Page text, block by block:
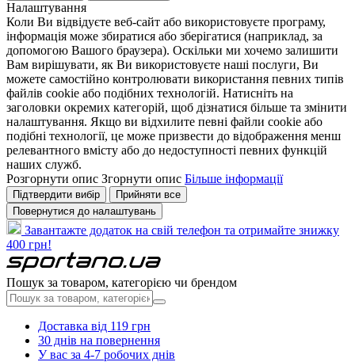
Налаштування
Коли Ви відвідуєте веб-сайт або використовуєте програму,
інформація може збиратися або зберігатися (наприклад, за
допомогою Вашого браузера). Оскільки ми хочемо залишити
Вам вирішувати, як Ви використовуєте наші послуги, Ви
можете самостійно контролювати використання певних типів
файлів cookie або подібних технологій. Натисніть на
заголовки окремих категорій, щоб дізнатися більше та змінити
налаштування. Якщо ви відхилите певні файли cookie або
подібні технології, це може призвести до відображення менш
релевантного вмісту або до недоступності певних функцій
наших служб.
Розгорнути опис Згорнути опис Більше інформації
Підтвердити вибір
Прийняти все
Повернутися до налаштувань
Завантажте додаток на свій телефон та отримайте знижку
400 грн!
Пошук за товаром, категорією чи брендом
Доставка від 119 грн
30 днів на повернення
У вас за 4-7 робочих днів